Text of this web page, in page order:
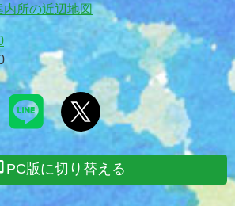
所の近辺地図
PC版に切り替える